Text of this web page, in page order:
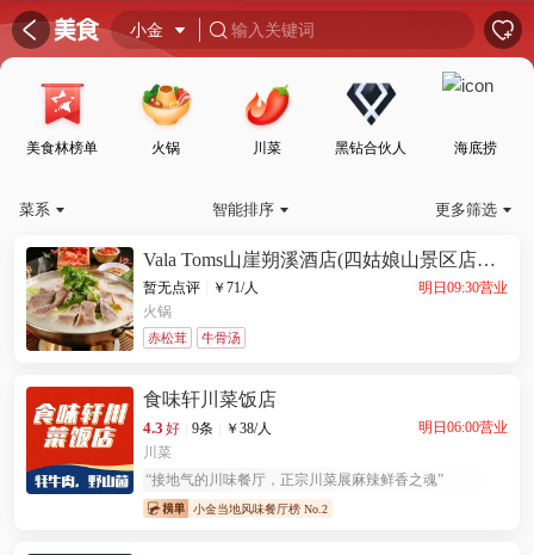
 󰦎 小金   输入关键词 
美食林榜单 火锅 川菜 黑钻合伙人 海底捞
菜系  智能排序  更多筛选 
Vala Toms山崖朔溪酒店(四姑娘山景区店)·
梵拉图·牦牛肉特色汤锅(长坪沟店）
暂无点评 ￥ 71/人
明日09:30营业
火锅
赤松茸 牛骨汤
食味轩川菜饭店
4.3 好 9条 ￥ 38/人
明日06:00营业
川菜
“接地气的川味餐厅，正宗川菜展麻辣鲜香之魂”
小金当地风味餐厅榜 No.2